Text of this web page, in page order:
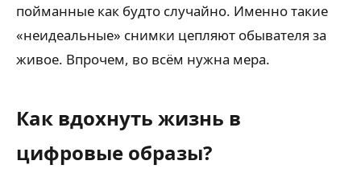
пойманные как будто случайно. Именно такие
«неидеальные» снимки цепляют обывателя за
живое. Впрочем, во всём нужна мера.
Как вдохнуть жизнь в
цифровые образы?